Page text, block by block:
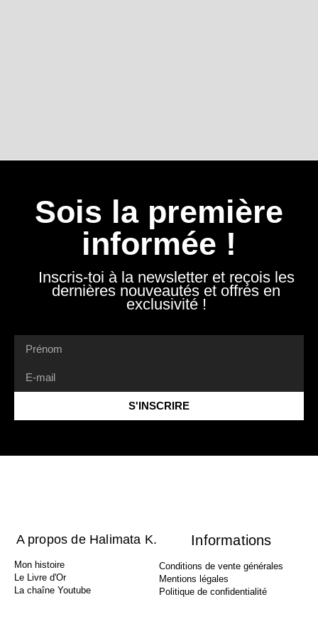
Sois la première
informée !
Inscris-toi à la newsletter et reçois les
dernières nouveautés et offres en
exclusivité !
S'INSCRIRE
A propos de Halimata K.
Mon histoire
Le Livre d'Or
La chaîne Youtube
Informations
Conditions de vente générales
Mentions légales
Politique de confidentialité